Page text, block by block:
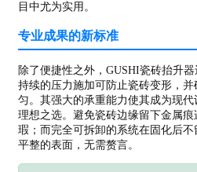
目中尤为实用。
专业成果的新标准
除了便捷性之外，GUSHI瓷砖抬升
持续的压力施加可防止瓷砖变形，
匀。其强大的承重能力使其成为现
理想之选。避免瓷砖边缘留下金属
瑕；而完全可拆卸的系统在固化后
平整的表面，无需赘言。